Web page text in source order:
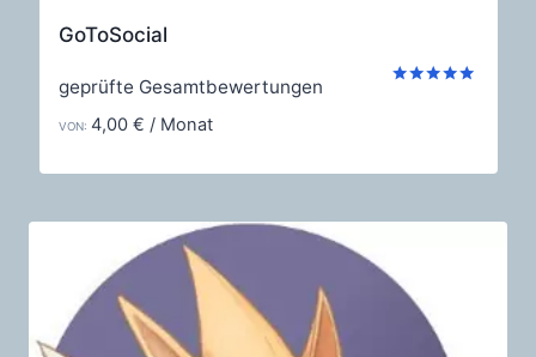
GoToSocial
geprüfte Gesamtbewertungen
VON: 4,00 € / Monat